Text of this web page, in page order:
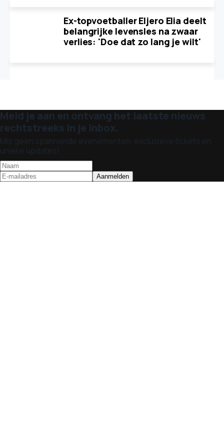
Ex-topvoetballer Eljero Elia deelt
belangrijke levensles na zwaar
verlies: 'Doe dat zo lang je wilt'
Meld je aan en ontvang het laatste nieuws
rechtstreeks in je inbox.
Mis geen spannende evenementen, exclusieve tickets en
unieke updates!